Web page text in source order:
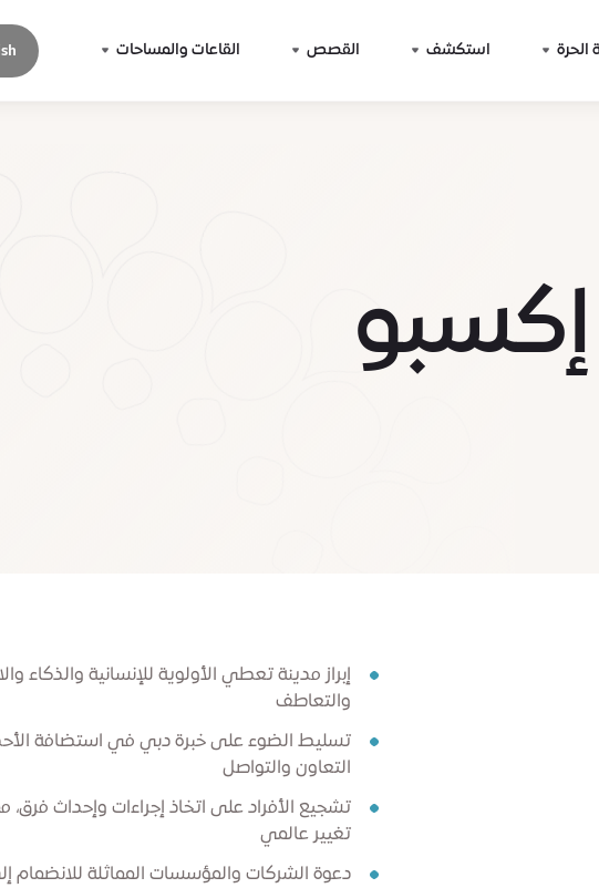
الحرة استكشف القصص القاعات والمساحات
إكسبو
إبراز مدينة تعطي الأولوية للإنسانية والذكاء
والتعاطف
تسليط الضوء على خبرة دبي في استضافة
التعاون والتواصل
تشجيع الأفراد على اتخاذ إجراءات وإحداث
تغيير عالمي
دعوة الشركات والمؤسسات المماثلة للانضمام